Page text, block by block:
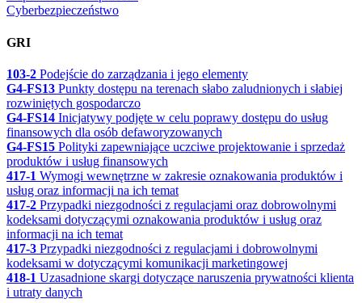
Cyberbezpieczeństwo
GRI
103-2 Podejście do zarządzania i jego elementy
G4-FS13 Punkty dostępu na terenach słabo zaludnionych i słabiej
rozwiniętych gospodarczo
G4-FS14 Inicjatywy podjęte w celu poprawy dostępu do usług
finansowych dla osób defaworyzowanych
G4-FS15 Polityki zapewniające uczciwe projektowanie i sprzedaż
produktów i usług finansowych
417-1 Wymogi wewnętrzne w zakresie oznakowania produktów i
usług oraz informacji na ich temat
417-2 Przypadki niezgodności z regulacjami oraz dobrowolnymi
kodeksami dotyczącymi oznakowania produktów i usług oraz
informacji na ich temat
417-3 Przypadki niezgodności z regulacjami i dobrowolnymi
kodeksami w dotyczącymi komunikacji marketingowej
418-1 Uzasadnione skargi dotyczące naruszenia prywatności klienta
i utraty danych